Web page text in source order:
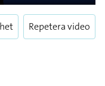
Enter
Repetera video